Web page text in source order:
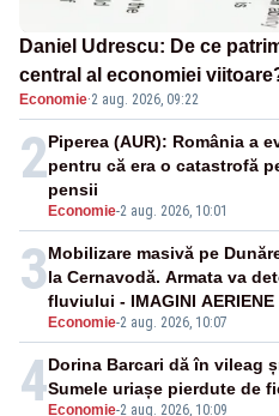
Daniel Udrescu: De ce
central al economiei
Economie·2 aug. 2026, 09:22
2
Economie-2 aug. 2026, 10:01
Piperea (AUR): România a
pentru că era o catastrofă
pensii
3
Economie-2 aug. 2026, 10:07
Mobilizare masivă pe
la Cernavodă. Armata va
fluviului - IMAGINI AERIENE
4 Economie-2 aug. 2026, 10:09
Dorina Barcari dă în vileag
Sumele uriașe pierdute de